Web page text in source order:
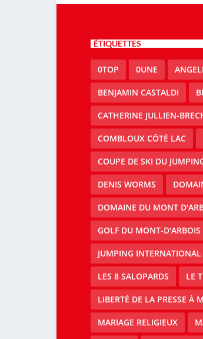
ÉTIQUETTES
0TOP 0UNE
BENJAMIN CASTALDI
CATHERINE JULLIEN-
COMBLOUX CÔTÉ LAC
COUPE DE SKI DU
DENIS WORMS
DOMAINE DU MONT
GOLF DU MONT-D'ARBOIS
JUMPING
LES 8 SALOPARDS LE
LIBERTÉ DE LA PRESSE À
MARIAGE RELIGIEUX